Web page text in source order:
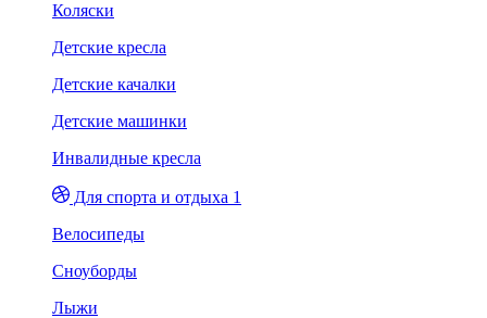
Коляски
Детские кресла
Детские качалки
Детские машинки
Инвалидные кресла
Для спорта и отдыха 1
Велосипеды
Сноуборды
Лыжи